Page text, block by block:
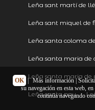
Leña sant martí de
Leña sant miquel de
Leña santa coloma
Leña santa maria de
Leña santa maria de
Leña santa pau
OK | Más información|
su navegación en esta web,
continúa navegando